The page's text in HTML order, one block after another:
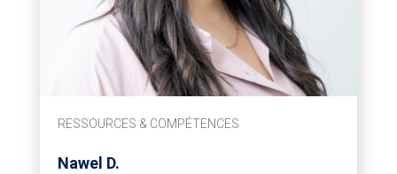
RESSOURCES & COMPÉTENCES
Nawel D.